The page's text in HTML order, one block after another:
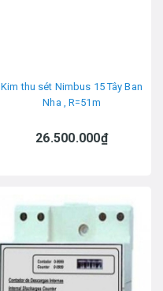
Kim thu sét Nimbus 15 Tây Ban
Nha , R=51m
26.500.000₫